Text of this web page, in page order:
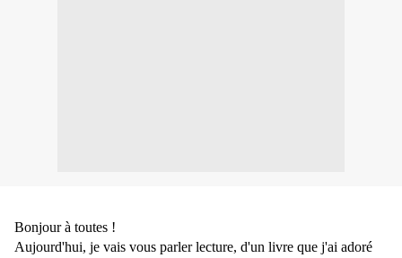
Bonjour à toutes !
Aujourd'hui, je vais vous parler lecture, d'un livre que j'ai adoré